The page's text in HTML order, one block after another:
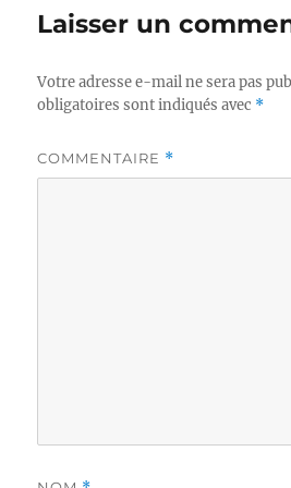
Laisser un
Votre adresse e-mail ne sera pas
obligatoires sont indiqués avec *
COMMENTAIRE *